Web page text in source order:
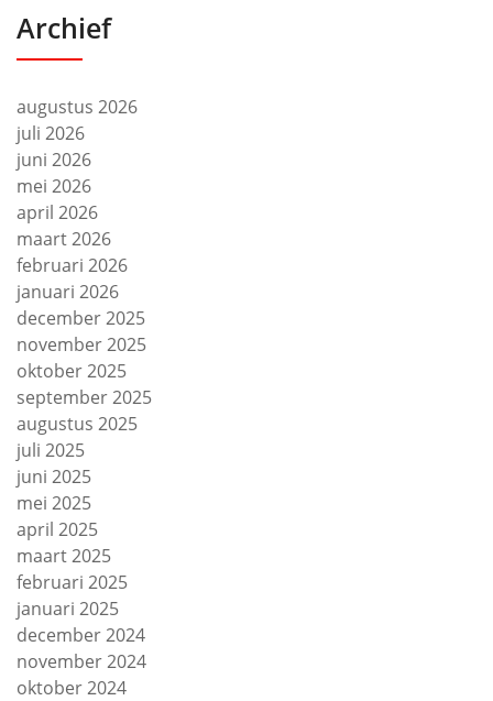
Archief
augustus 2026
juli 2026
juni 2026
mei 2026
april 2026
maart 2026
februari 2026
januari 2026
december 2025
november 2025
oktober 2025
september 2025
augustus 2025
juli 2025
juni 2025
mei 2025
april 2025
maart 2025
februari 2025
januari 2025
december 2024
november 2024
oktober 2024